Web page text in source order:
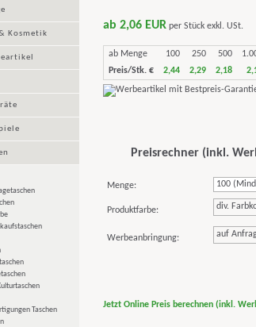
Kosmetik
Taschen
ab 2,06 EURper Stück exkl. USt.
ab Menge 100 250 500
Preis/Stk. €
2,44 2,29 2,18
Preisrechner (inkl.
Menge:
Produktfarbe: div.
Werbeanbringung: auf
Jetzt Online Preis berechnen (inkl.